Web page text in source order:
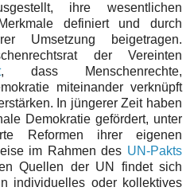
ihre wesentlichen
definiert und durch
Umsetzung beigetragen.
der Vereinten
, dass Menschenrechte,
miteinander verknüpft
In jüngerer Zeit haben
Demokratie gefördert, unter
Reformen ihrer eigenen
im Rahmen des UN-Pakts
Quellen der UN findet sich
individuelles oder kollektives